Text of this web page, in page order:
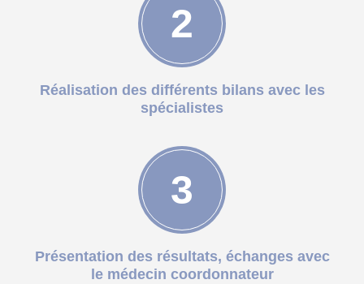
2
Réalisation des différents bilans avec les
spécialistes
3
Présentation des résultats, échanges avec
le médecin coordonnateur